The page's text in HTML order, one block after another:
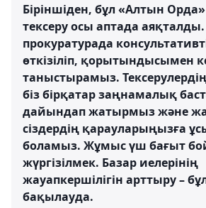
Біріншіден, бұл «Алтын
тексеру осы аптада аяқталды.
прокуратурада
өткізіліп, қорытындысымен
таныстырамыз.
біз бірқатар заңнамалық
дайындап жатырмыз және
сіздердің қарауларыңызға
боламыз. Жұмыс үш бағыт
жүргізілмек. Базар иелерінің
жауапкершілігін арттыру –
бақылауда.